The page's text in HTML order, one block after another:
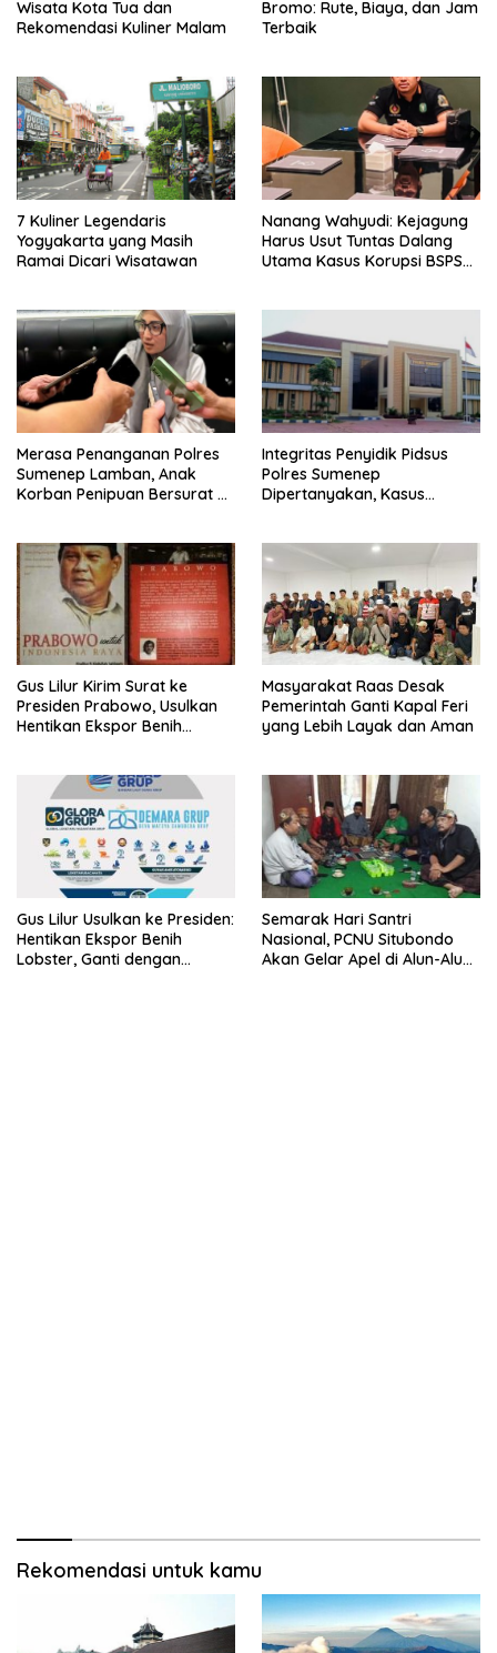
Wisata Kota Tua dan
Rekomendasi Kuliner Malam
Bromo: Rute, Biaya, dan Jam
Terbaik
7 Kuliner Legendaris
Yogyakarta yang Masih
Ramai Dicari Wisatawan
Nanang Wahyudi: Kejagung
Harus Usut Tuntas Dalang
Utama Kasus Korupsi BSPS
Merasa Penanganan Polres
Sumenep Lamban, Anak
Korban Penipuan Bersurat ke
Integritas Penyidik Pidsus
Polres Sumenep
Dipertanyakan, Kasus
Kepastian
Gus Lilur Kirim Surat ke
Presiden Prabowo, Usulkan
Hentikan Ekspor Benih
Masyarakat Raas Desak
Pemerintah Ganti Kapal Feri
yang Lebih Layak dan Aman
Gus Lilur Usulkan ke Presiden:
Hentikan Ekspor Benih
Lobster, Ganti dengan
Semarak Hari Santri
Nasional, PCNU Situbondo
Akan Gelar Apel di Alun-Alun
Rekomendasi untuk kamu